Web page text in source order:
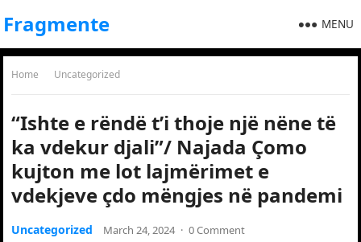
Fragmente MENU
Home Uncategorized
“Ishte e rëndë t’i thoje një nëne të
ka vdekur djali”/ Najada Çomo
kujton me lot lajmërimet e
vdekjeve çdo mëngjes në pandemi
Uncategorized March 24, 2024 · 0 Comment